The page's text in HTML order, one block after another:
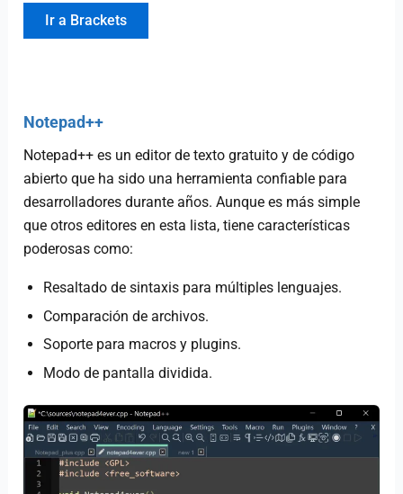
Ir a Brackets
Notepad++
Notepad++ es un editor de texto gratuito y de código
abierto que ha sido una herramienta confiable para
desarrolladores durante años. Aunque es más simple
que otros editores en esta lista, tiene características
poderosas como:
Resaltado de sintaxis para múltiples lenguajes.
Comparación de archivos.
Soporte para macros y plugins.
Modo de pantalla dividida.